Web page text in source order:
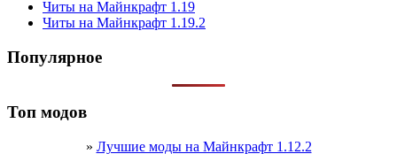
Читы на Майнкрафт 1.19
Читы на Майнкрафт 1.19.2
Популярное
Топ модов
» Лучшие моды на Майнкрафт 1.12.2